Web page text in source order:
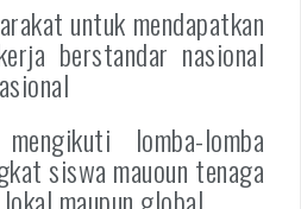
untuk mendapatkan
berstandar nasional
lomba-lomba
siswa mauoun tenaga